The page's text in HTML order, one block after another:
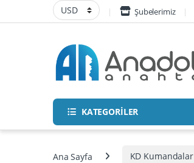
Skip to navigation
Skip to content Şubelerimiz
KATEGORİLER
Ana Sayfa KD Kumandalar